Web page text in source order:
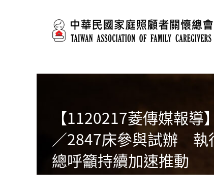
【1120217菱傳媒報
／2847床參與試辦
總呼籲持續加速推動